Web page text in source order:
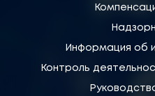
Информация об
Контроль